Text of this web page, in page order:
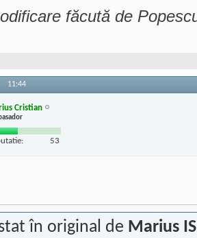
făcută de
11:44
Cristian
53
în original de Marius